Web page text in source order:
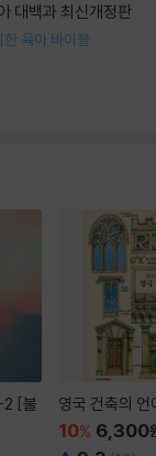
대백과 최신개정판
육아 바이블
[불
영국 건축의 언
10% 6,300